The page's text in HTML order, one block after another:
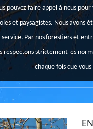
pouvez faire appel à nous
et paysagistes. Nous avons
Par nos forestiers et
respectons strictement les
chaque fois que